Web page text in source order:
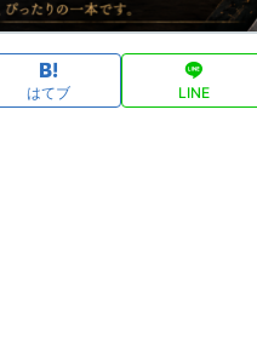
はてブ LINE